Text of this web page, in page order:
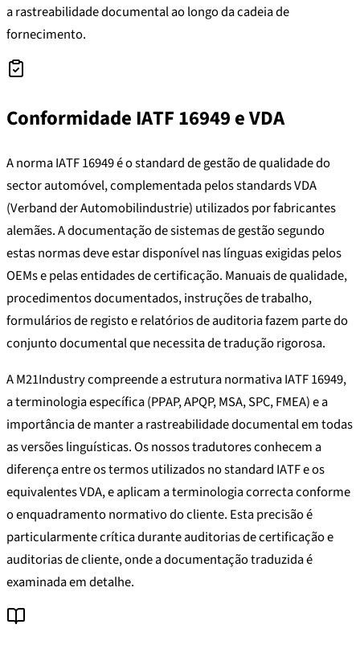
a rastreabilidade documental ao longo da cadeia de
fornecimento.
Conformidade IATF 16949 e VDA
A norma IATF 16949 é o standard de gestão de qualidade do
sector automóvel, complementada pelos standards VDA
(Verband der Automobilindustrie) utilizados por fabricantes
alemães. A documentação de sistemas de gestão segundo
estas normas deve estar disponível nas línguas exigidas pelos
OEMs e pelas entidades de certificação. Manuais de qualidade,
procedimentos documentados, instruções de trabalho,
formulários de registo e relatórios de auditoria fazem parte do
conjunto documental que necessita de tradução rigorosa.
A M21Industry compreende a estrutura normativa IATF 16949,
a terminologia específica (PPAP, APQP, MSA, SPC, FMEA) e a
importância de manter a rastreabilidade documental em todas
as versões linguísticas. Os nossos tradutores conhecem a
diferença entre os termos utilizados no standard IATF e os
equivalentes VDA, e aplicam a terminologia correcta conforme
o enquadramento normativo do cliente. Esta precisão é
particularmente crítica durante auditorias de certificação e
auditorias de cliente, onde a documentação traduzida é
examinada em detalhe.